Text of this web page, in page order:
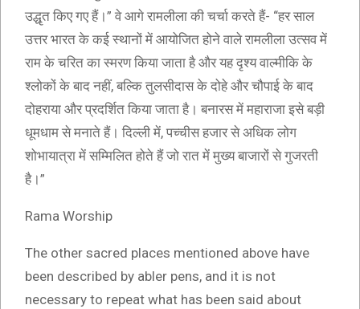
उद्धृत किए गए हैं।” वे आगे रामलीला की चर्चा करते हैं- “हर साल
उत्तर भारत के कई स्थानों में आयोजित होने वाले रामलीला उत्सव में
राम के चरित का स्मरण किया जाता है और यह दृश्य वाल्मीकि के
श्लोकों के बाद नहीं, बल्कि तुलसीदास के दोहे और चौपाई के बाद
दोहराया और प्रदर्शित किया जाता है। बनारस में महाराजा इसे बड़ी
धूमधाम से मनाते हैं। दिल्ली में, पच्चीस हजार से अधिक लोग
शोभायात्रा में सम्मिलित होते हैं जो रात में मुख्य बाजारों से गुजरती
है।”
Rama Worship
The other sacred places mentioned above have
been described by abler pens, and it is not
necessary to repeat what has been said about